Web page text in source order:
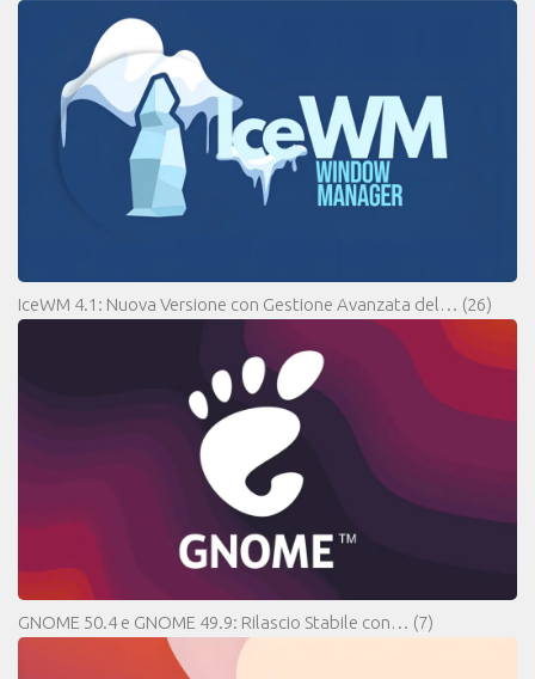
IceWM 4.1: Nuova Versione con Gestione Avanzata del… (26)
GNOME 50.4 e GNOME 49.9: Rilascio Stabile con… (7)